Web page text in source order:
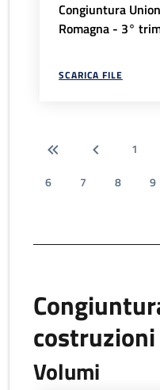
Congiuntura
Romagna - 3°
SCARICA FILE
1
6
7 8 9
Volumi